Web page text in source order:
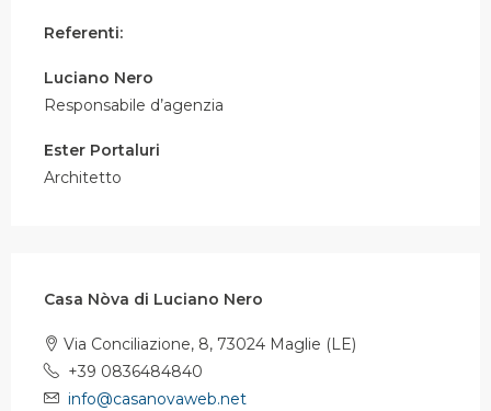
Referenti:
Luciano Nero
Responsabile d’agenzia
Ester Portaluri
Architetto
Casa Nòva di Luciano Nero
Via Conciliazione, 8, 73024 Maglie (LE)
+39 0836484840
info@casanovaweb.net